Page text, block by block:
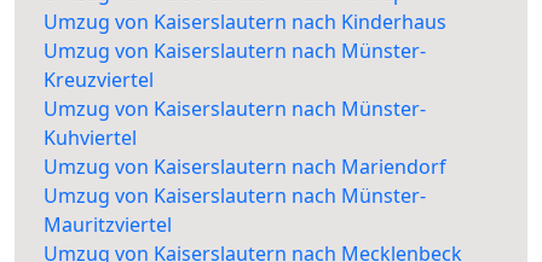
Umzug von Kaiserslautern nach Kinderhaus
Umzug von Kaiserslautern nach Münster-
Kreuzviertel
Umzug von Kaiserslautern nach Münster-
Kuhviertel
Umzug von Kaiserslautern nach Mariendorf
Umzug von Kaiserslautern nach Münster-
Mauritzviertel
Umzug von Kaiserslautern nach Mecklenbeck